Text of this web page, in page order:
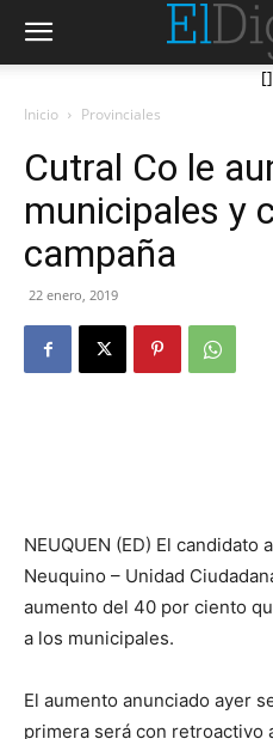
[]
Inicio Provinciales
Cutral Co le
municipales y
campaña
22 enero, 2019
NEUQUEN (ED) El
Neuquino – Unidad
aumento del 40 por ciento
a los municipales.
El aumento anunciado ayer
primera será con retroactivo